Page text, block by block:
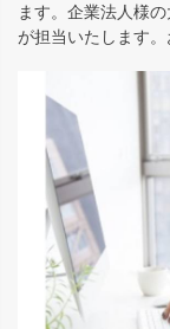
ます。企業法人様
が担当いたします。